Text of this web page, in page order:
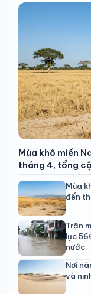
Mùa khô miền
tháng 4, tổng
Mùa
đến
Trận
lục
nước
Nơi
và